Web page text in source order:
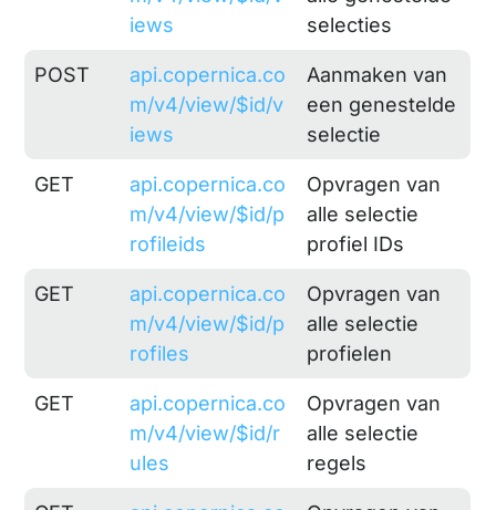
iews
selecties
POST
api.copernica.co
m/v4/view/$id/v
iews
Aanmaken van
een genestelde
selectie
GET
api.copernica.co
m/v4/view/$id/p
rofileids
Opvragen van
alle selectie
profiel IDs
GET
api.copernica.co
m/v4/view/$id/p
rofiles
Opvragen van
alle selectie
profielen
GET
api.copernica.co
m/v4/view/$id/r
ules
Opvragen van
alle selectie
regels